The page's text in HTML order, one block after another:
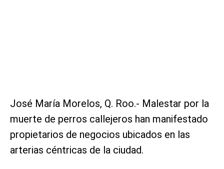
José María Morelos, Q. Roo.- Malestar por la
muerte de perros callejeros han manifestado
propietarios de negocios ubicados en las
arterias céntricas de la ciudad.